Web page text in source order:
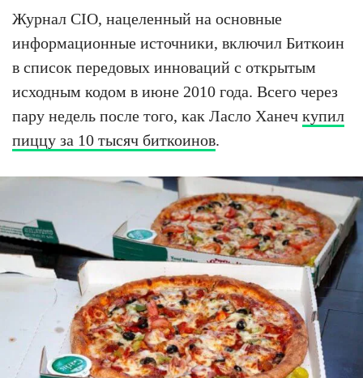
Журнал CIO, нацеленный на основные
информационные источники, включил Биткоин
в список передовых инноваций с открытым
исходным кодом в июне 2010 года. Всего через
пару недель после того, как Ласло Ханеч купил
пиццу за 10 тысяч биткоинов.